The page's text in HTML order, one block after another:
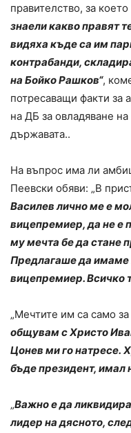
правителство, за
знаели какво правят
видяха къде са им
контрабанди,
на Бойко Рашков“,
потресаващи факти за
на ДБ за овладяване
държавата..
На въпрос има ли
Пеевски обяви: „В
Василев лично ме е
вицепремиер, да не е
му мечта бе да стане
Предлагаше да имаме
вицепремиер. Всичко
„Мечтите им са само за
общувам с Христо
Цонев ми го натресе.
бъде президент, имал
„Важно е да
лидер на дясното,